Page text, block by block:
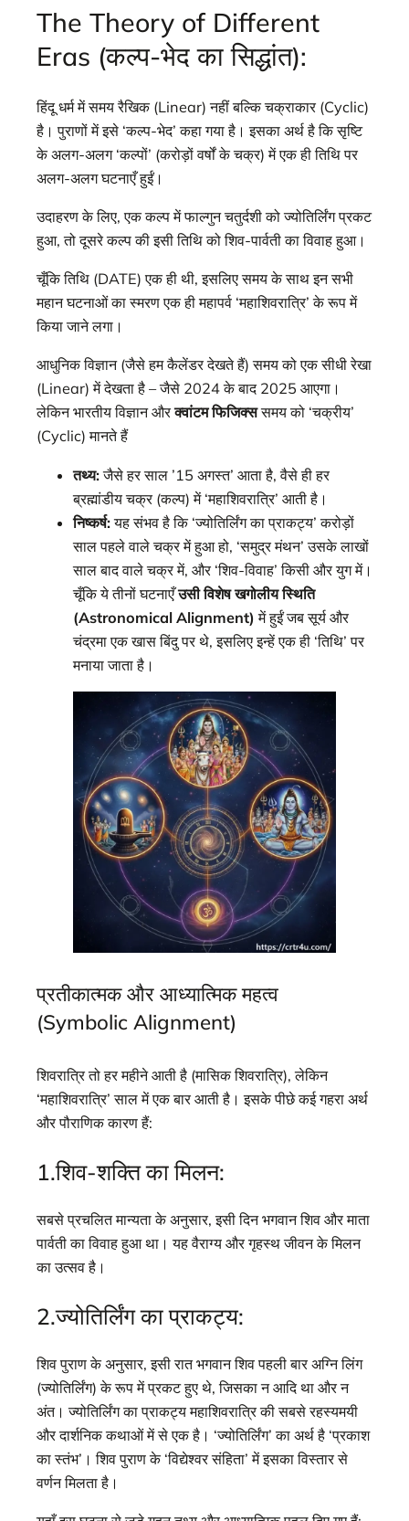
The Theory of Different
Eras (कल्प-भेद का सिद्धांत):
हिंदू धर्म में समय रैखिक (Linear) नहीं बल्कि चक्राकार (Cyclic)
है। पुराणों में इसे ‘कल्प-भेद’ कहा गया है। इसका अर्थ है कि सृष्टि
के अलग-अलग ‘कल्पों’ (करोड़ों वर्षों के चक्र) में एक ही तिथि पर
अलग-अलग घटनाएँ हुईं।
उदाहरण के लिए, एक कल्प में फाल्गुन चतुर्दशी को ज्योतिर्लिंग प्रकट
हुआ, तो दूसरे कल्प की इसी तिथि को शिव-पार्वती का विवाह हुआ।
चूँकि तिथि (DATE) एक ही थी, इसलिए समय के साथ इन सभी
महान घटनाओं का स्मरण एक ही महापर्व ‘महाशिवरात्रि’ के रूप में
किया जाने लगा।
आधुनिक विज्ञान (जैसे हम कैलेंडर देखते हैं) समय को एक सीधी रेखा
(Linear) में देखता है – जैसे 2024 के बाद 2025 आएगा।
लेकिन भारतीय विज्ञान औरक्वांटम फिजिक्ससमय को ‘चक्रीय’
(Cyclic) मानते हैं
तथ्य:जैसे हर साल ’15 अगस्त’ आता है, वैसे ही हर
ब्रह्मांडीय चक्र (कल्प) में ‘महाशिवरात्रि’ आती है।
निष्कर्ष:यह संभव है कि ‘ज्योतिर्लिंग का प्राकट्य’ करोड़ों
साल पहले वाले चक्र में हुआ हो, ‘समुद्र मंथन’ उसके लाखों
साल बाद वाले चक्र में, और ‘शिव-विवाह’ किसी और युग में।
चूँकि ये तीनों घटनाएँउसी विशेष खगोलीय स्थिति
(Astronomical Alignment) में हुईं जब सूर्य और
चंद्रमा एक खास बिंदु पर थे, इसलिए इन्हें एक ही ‘तिथि’ पर
मनाया जाता है।
प्रतीकात्मक और आध्यात्मिक महत्व
(Symbolic Alignment)
शिवरात्रि तो हर महीने आती है (मासिक शिवरात्रि), लेकिन
‘महाशिवरात्रि’ साल में एक बार आती है। इसके पीछे कई गहरा अर्थ
और पौराणिक कारण हैं:
1.शिव-शक्ति का मिलन:
सबसे प्रचलित मान्यता के अनुसार, इसी दिन भगवान शिव और माता
पार्वती का विवाह हुआ था। यह वैराग्य और गृहस्थ जीवन के मिलन
का उत्सव है।
2.ज्योतिर्लिंग का प्राकट्य:
शिव पुराण के अनुसार, इसी रात भगवान शिव पहली बार अग्नि लिंग
(ज्योतिर्लिंग) के रूप में प्रकट हुए थे, जिसका न आदि था और न
अंत। ज्योतिर्लिंग का प्राकट्य महाशिवरात्रि की सबसे रहस्यमयी
और दार्शनिक कथाओं में से एक है। ‘ज्योतिर्लिंग’ का अर्थ है ‘प्रकाश
का स्तंभ’। शिव पुराण के ‘विद्येश्वर संहिता’ में इसका विस्तार से
वर्णन मिलता है।